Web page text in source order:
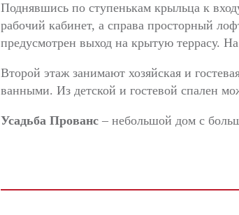
Поднявшись по ступенькам крыльца к
рабочий кабинет, а справа просторный
предусмотрен выход на крытую террасу.
Второй этаж занимают хозяйская и
ванными. Из детской и гостевой спален
Усадьба Прованс – небольшой дом с